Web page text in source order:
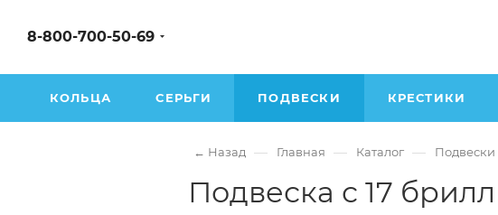
8-800-700-50-69
КОЛЬЦА СЕРЬГИ ПОДВЕСКИ КРЕСТИКИ
← Назад — Главная — Каталог — Подвески
Подвеска с 17